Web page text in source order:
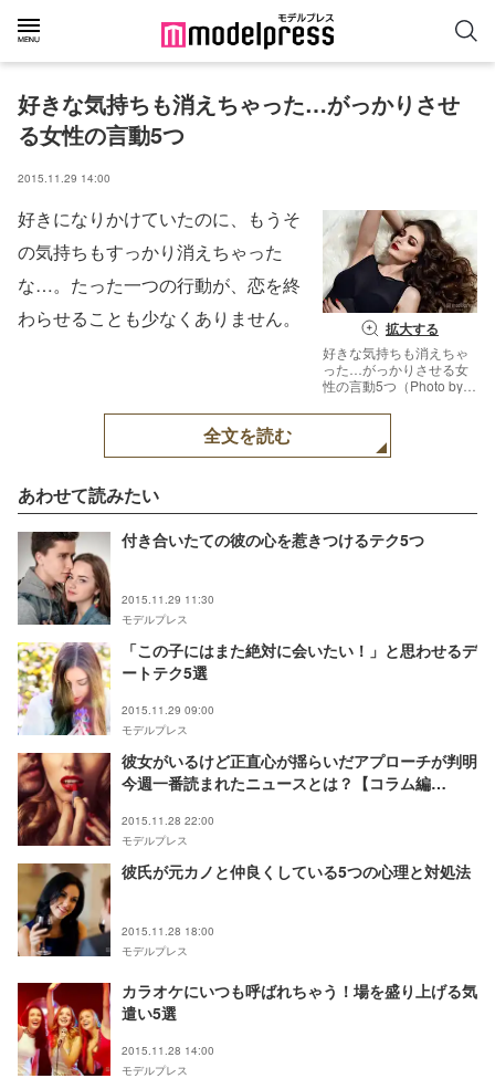
好きな気持ちも消えちゃった…がっかりさせ
る女性の言動5つ
2015.11.29 14:00
拡大する
好きな気持ちも消えちゃ
った…がっかりさせる女
性の言動5つ（Photo by
【モデルプレス】
好きになりかけていたのに、もうそ
の気持ちもすっかり消えちゃった
な…。たった一つの行動が、恋を終
わらせることも少なくありません。
全文を読む
あわせて読みたい
付き合いたての彼の心を惹きつけるテク5つ
2015.11.29 11:30
モデルプレス
「この子にはまた絶対に会いたい！」と思わせるデ
ートテク5選
2015.11.29 09:00
モデルプレス
彼女がいるけど正直心が揺らいだアプローチが判明
今週一番読まれたニュースとは？【コラム編
2015.11.28 22:00
モデルプレス
彼氏が元カノと仲良くしている5つの心理と対処法
2015.11.28 18:00
モデルプレス
カラオケにいつも呼ばれちゃう！場を盛り上げる気
遣い5選
2015.11.28 14:00
モデルプレス